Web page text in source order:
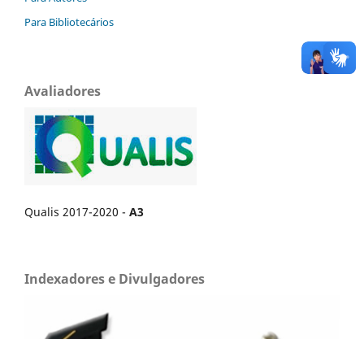
Para Bibliotecários
Avaliadores
Qualis 2017-2020 - A3
Indexadores e Divulgadores